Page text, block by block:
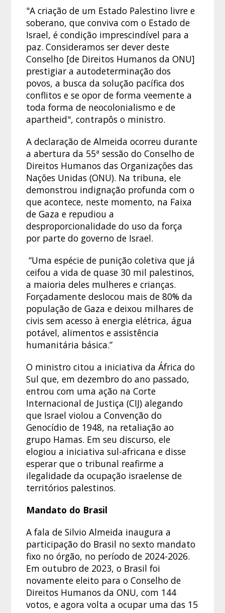
"A criação de um Estado Palestino livre e
soberano, que conviva com o Estado de
Israel, é condição imprescindível para a
paz. Consideramos ser dever deste
Conselho [de Direitos Humanos da ONU]
prestigiar a autodeterminação dos
povos, a busca da solução pacífica dos
conflitos e se opor de forma veemente a
toda forma de neocolonialismo e de
apartheid", contrapôs o ministro.
A declaração de Almeida ocorreu durante
a abertura da 55ª sessão do Conselho de
Direitos Humanos das Organizações das
Nações Unidas (ONU). Na tribuna, ele
demonstrou indignação profunda com o
que acontece, neste momento, na Faixa
de Gaza e repudiou a
desproporcionalidade do uso da força
por parte do governo de Israel.
“Uma espécie de punição coletiva que já
ceifou a vida de quase 30 mil palestinos,
a maioria deles mulheres e crianças.
Forçadamente deslocou mais de 80% da
população de Gaza e deixou milhares de
civis sem acesso à energia elétrica, água
potável, alimentos e assistência
humanitária básica.”
O ministro citou a iniciativa da África do
Sul que, em dezembro do ano passado,
entrou com uma ação na Corte
Internacional de Justiça (CIJ) alegando
que Israel violou a Convenção do
Genocídio de 1948, na retaliação ao
grupo Hamas. Em seu discurso, ele
elogiou a iniciativa sul-africana e disse
esperar que o tribunal reafirme a
ilegalidade da ocupação israelense de
territórios palestinos.
Mandato do Brasil
A fala de Silvio Almeida inaugura a
participação do Brasil no sexto mandato
fixo no órgão, no período de 2024-2026.
Em outubro de 2023, o Brasil foi
novamente eleito para o Conselho de
Direitos Humanos da ONU, com 144
votos, e agora volta a ocupar uma das 15